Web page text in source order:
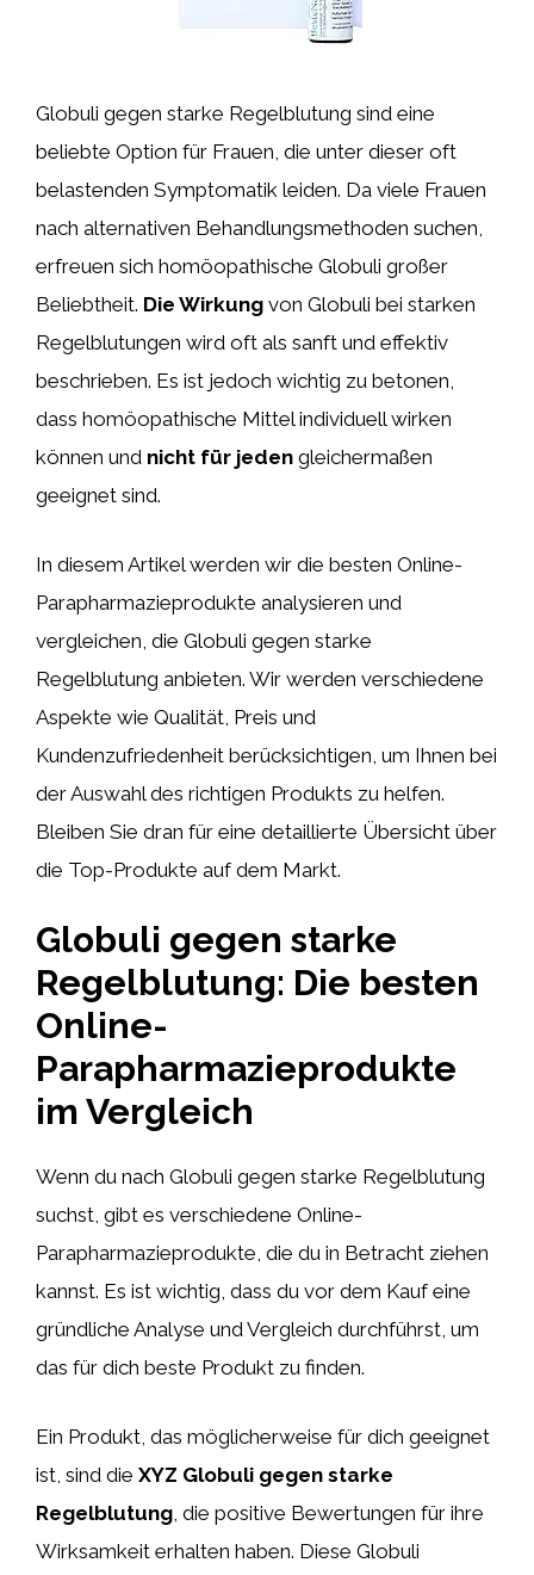
Globuli gegen starke Regelblutung sind eine
beliebte Option für Frauen, die unter dieser oft
belastenden Symptomatik leiden. Da viele Frauen
nach alternativen Behandlungsmethoden suchen,
erfreuen sich homöopathische Globuli großer
Beliebtheit. Die Wirkung von Globuli bei starken
Regelblutungen wird oft als sanft und effektiv
beschrieben. Es ist jedoch wichtig zu betonen,
dass homöopathische Mittel individuell wirken
können und nicht für jeden gleichermaßen
geeignet sind.
In diesem Artikel werden wir die besten Online-
Parapharmazieprodukte analysieren und
vergleichen, die Globuli gegen starke
Regelblutung anbieten. Wir werden verschiedene
Aspekte wie Qualität, Preis und
Kundenzufriedenheit berücksichtigen, um Ihnen bei
der Auswahl des richtigen Produkts zu helfen.
Bleiben Sie dran für eine detaillierte Übersicht über
die Top-Produkte auf dem Markt.
Globuli gegen starke
Regelblutung: Die besten
Online-
Parapharmazieprodukte
im Vergleich
Wenn du nach Globuli gegen starke Regelblutung
suchst, gibt es verschiedene Online-
Parapharmazieprodukte, die du in Betracht ziehen
kannst. Es ist wichtig, dass du vor dem Kauf eine
gründliche Analyse und Vergleich durchführst, um
das für dich beste Produkt zu finden.
Ein Produkt, das möglicherweise für dich geeignet
ist, sind die XYZ Globuli gegen starke
Regelblutung , die positive Bewertungen für ihre
Wirksamkeit erhalten haben. Diese Globuli